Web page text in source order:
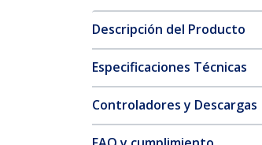
Descripción del Producto
Especificaciones Técnicas
Controladores y Descargas